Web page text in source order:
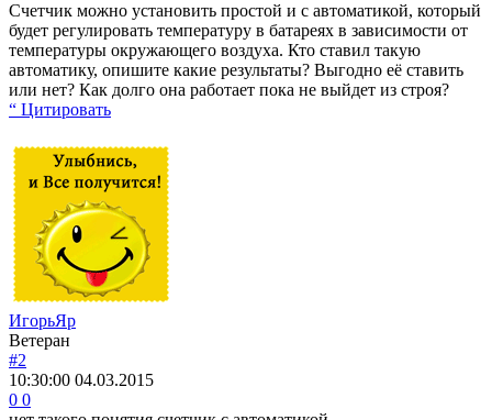
Счетчик можно установить простой и с автоматикой, который
будет регулировать температуру в батареях в зависимости от
температуры окружающего воздуха. Кто ставил такую
автоматику, опишите какие результаты? Выгодно её ставить
или нет? Как долго она работает пока не выйдет из строя?
“ Цитировать
ИгорьЯр
Ветеран
#2
10:30:00 04.03.2015
0 0